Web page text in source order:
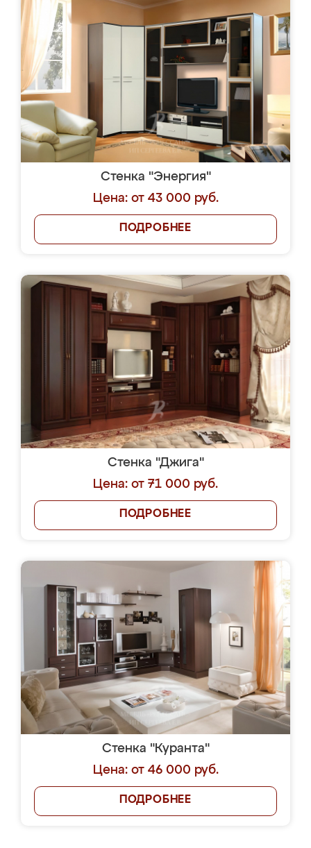
Стенка "Энергия"
Цена: от 43 000 руб.
ПОДРОБНЕЕ
Стенка "Джига"
Цена: от 71 000 руб.
ПОДРОБНЕЕ
Стенка "Куранта"
Цена: от 46 000 руб.
ПОДРОБНЕЕ